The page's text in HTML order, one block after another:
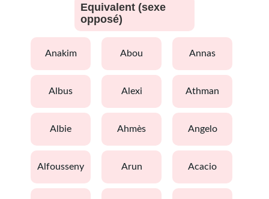
Equivalent (sexe
opposé)
anakim abou annas
albus alexi athman
albie ahmès angelo
alfousseny arun acacio